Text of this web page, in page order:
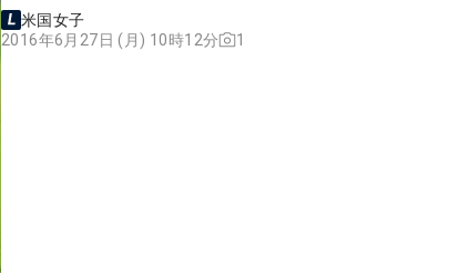
米国女子
2016年6月27日 (月) 10時12分
1